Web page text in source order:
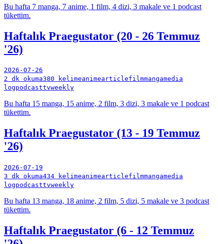
Bu hafta 7 manga, 7 anime, 1 film, 4 dizi, 3 makale ve 1 podcast
tükettim.
Haftalık Praegustator (20 - 26 Temmuz
'26)
2026-07-26
2 dk okuma380 kelimeanimearticlefilmmangamedia
logpodcasttvweekly
Bu hafta 15 manga, 15 anime, 2 film, 3 dizi, 3 makale ve 1 podcast
tükettim.
Haftalık Praegustator (13 - 19 Temmuz
'26)
2026-07-19
3 dk okuma434 kelimeanimearticlefilmmangamedia
logpodcasttvweekly
Bu hafta 13 manga, 18 anime, 2 film, 5 dizi, 5 makale ve 3 podcast
tükettim.
Haftalık Praegustator (6 - 12 Temmuz